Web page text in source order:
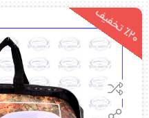
٪2
0
ت
خ
ف
یف